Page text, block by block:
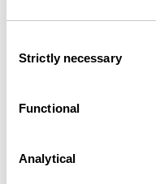
Selection
Strictly necessary
Functional
Analytical